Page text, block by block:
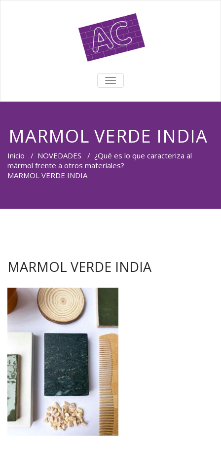
TOGGLE NAVIGATION
MARMOL VERDE INDIA
Inicio / NOVEDADES / ¿Qué es lo que caracteriza al
mármol frente a otros materiales?
MARMOL VERDE INDIA
MARMOL VERDE INDIA